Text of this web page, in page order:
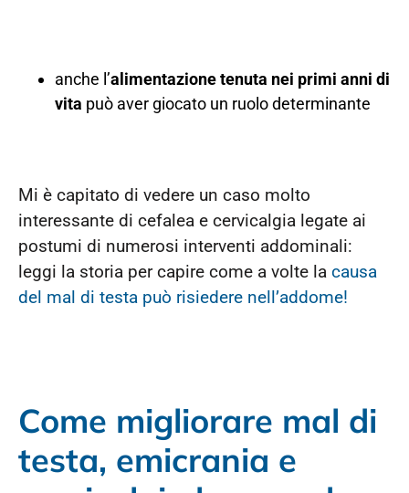
anche l’alimentazione tenuta nei primi anni di
vita può aver giocato un ruolo determinante
Mi è capitato di vedere un caso molto
interessante di cefalea e cervicalgia legate ai
postumi di numerosi interventi addominali:
leggi la storia per capire come a volte la causa
del mal di testa può risiedere nell’addome!
Come migliorare mal di
testa, emicrania e